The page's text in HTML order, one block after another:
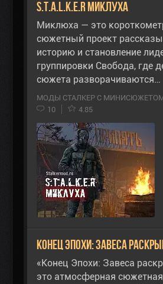
S.T.A.L.K.E.R Миклуха
Миклюха — это
сюжетный проект
историю и становление
группировки Свобода, где
сюжета разворачиваются…
МОДЫ СТАЛКЕР С
10
4.85
Конец Эпохи: Завеса
«Конец Эпохи: Завеса
это атмосферная сюжетная